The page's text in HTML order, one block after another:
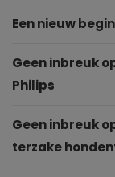
Een nieuw
Geen inbreuk
Philips
Geen inbreuk
terzake